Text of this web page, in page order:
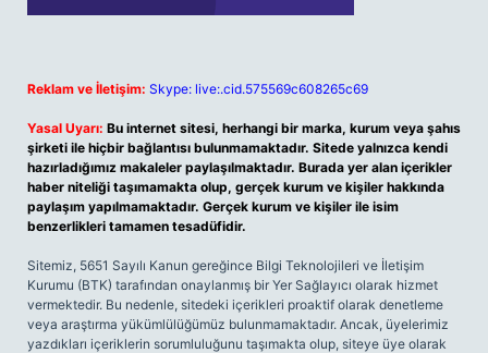
Reklam ve İletişim: Skype: live:.cid.575569c608265c69
Yasal Uyarı: Bu internet sitesi, herhangi bir marka, kurum veya şahıs
şirketi ile hiçbir bağlantısı bulunmamaktadır. Sitede yalnızca kendi
hazırladığımız makaleler paylaşılmaktadır. Burada yer alan içerikler
haber niteliği taşımamakta olup, gerçek kurum ve kişiler hakkında
paylaşım yapılmamaktadır. Gerçek kurum ve kişiler ile isim
benzerlikleri tamamen tesadüfidir.
Sitemiz, 5651 Sayılı Kanun gereğince Bilgi Teknolojileri ve İletişim
Kurumu (BTK) tarafından onaylanmış bir Yer Sağlayıcı olarak hizmet
vermektedir. Bu nedenle, sitedeki içerikleri proaktif olarak denetleme
veya araştırma yükümlülüğümüz bulunmamaktadır. Ancak, üyelerimiz
yazdıkları içeriklerin sorumluluğunu taşımakta olup, siteye üye olarak